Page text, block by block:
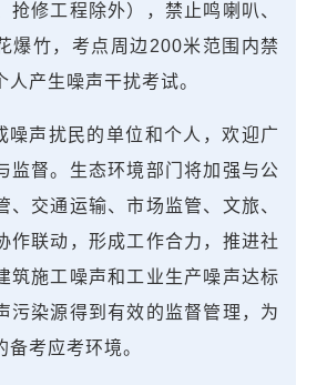
抢修工程除外），禁止鸣喇叭、
爆竹，考点周边200米范围内禁
人产生噪声干扰考试。
噪声扰民的单位和个人，欢迎广
监督。生态环境部门将加强与公
、交通运输、市场监管、文旅、
作联动，形成工作合力，推进社
筑施工噪声和工业生产噪声达标
污染源得到有效的监督管理，为
考应考环境。